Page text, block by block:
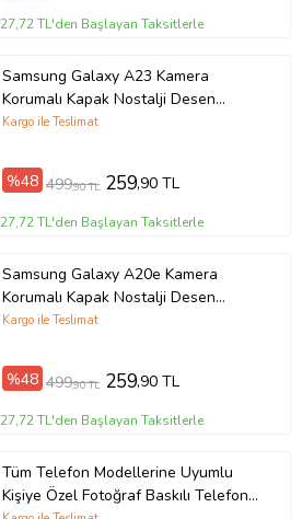
27,72 TL'den Başlayan Taksitlerle
Samsung Galaxy A23 Kamera
Korumalı Kapak Nostalji Desen
Tasarımlı Şeffaf Kılıf
Kargo ile Teslimat
%48 499,90 TL 259,90 TL
27,72 TL'den Başlayan Taksitlerle
Samsung Galaxy A20e Kamera
Korumalı Kapak Nostalji Desen
Tasarımlı Şeffaf Kılıf
Kargo ile Teslimat
%48 499,90 TL 259,90 TL
27,72 TL'den Başlayan Taksitlerle
Tüm Telefon Modellerine Uyumlu
Kişiye Özel Fotoğraf Baskılı Telefon